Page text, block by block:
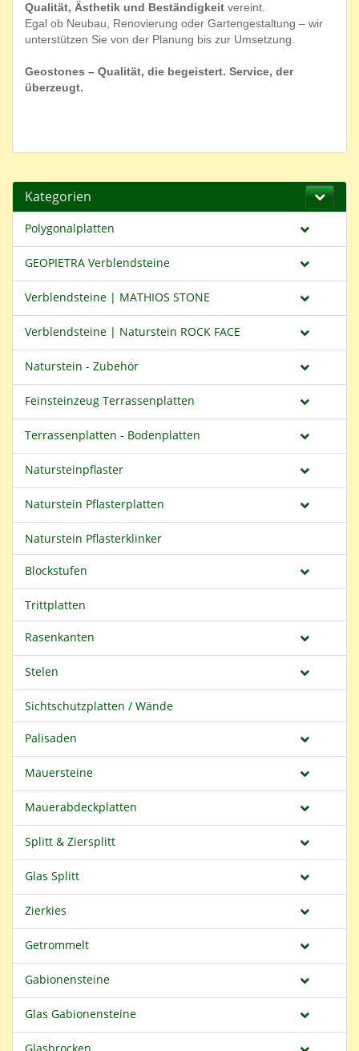
Qualität, Ästhetik und Beständigkeit vereint.
Egal ob Neubau, Renovierung oder Gartengestaltung – wir
unterstützen Sie von der Planung bis zur Umsetzung.
Geostones – Qualität, die begeistert. Service, der
überzeugt.
Kategorien
Polygonalplatten
GEOPIETRA Verblendsteine
Verblendsteine | MATHIOS STONE
Verblendsteine | Naturstein ROCK FACE
Naturstein - Zubehör
Feinsteinzeug Terrassenplatten
Terrassenplatten - Bodenplatten
Natursteinpflaster
Naturstein Pflasterplatten
Naturstein Pflasterklinker
Blockstufen
Trittplatten
Rasenkanten
Stelen
Sichtschutzplatten / Wände
Palisaden
Mauersteine
Mauerabdeckplatten
Splitt & Ziersplitt
Glas Splitt
Zierkies
Getrommelt
Gabionensteine
Glas Gabionensteine